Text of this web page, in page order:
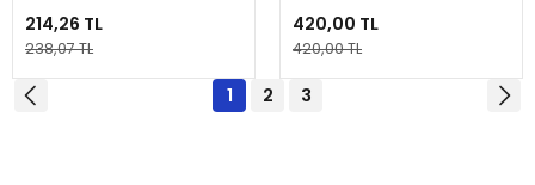
214,26 TL
238,07 TL
420,00 TL
420,00 TL
1 2 3